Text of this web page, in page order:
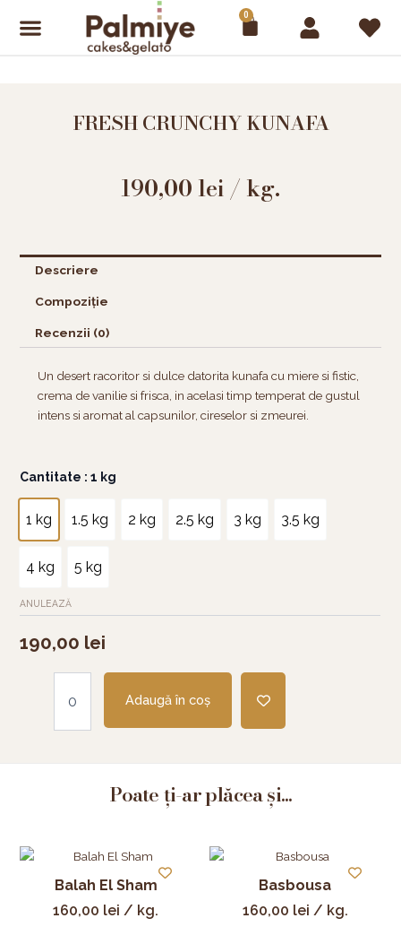
0
Cart
FRESH CRUNCHY KUNAFA
190,00 lei / kg.
Descriere
Compoziție
Recenzii (0)
Un desert racoritor si dulce datorita kunafa cu miere si fistic,
crema de vanilie si frisca, in acelasi timp temperat de gustul
intens si aromat al capsunilor, cireselor si zmeurei.
Cantitate : 1 kg
1 kg 1.5 kg 2 kg 2.5 kg 3 kg 3.5 kg
4 kg 5 kg
ANULEAZĂ
190,00 lei
Cantitate
Kunafa
Adaugă în coș
Poate ți-ar plăcea și...
Balah El Sham
160,00 lei / kg.
Basbousa
160,00 lei / kg.